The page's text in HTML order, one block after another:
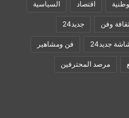
اقتصاد السياسية
ثقافة وفن جديد24
جديد24 فن ومشاهير
مرصد المحترفين